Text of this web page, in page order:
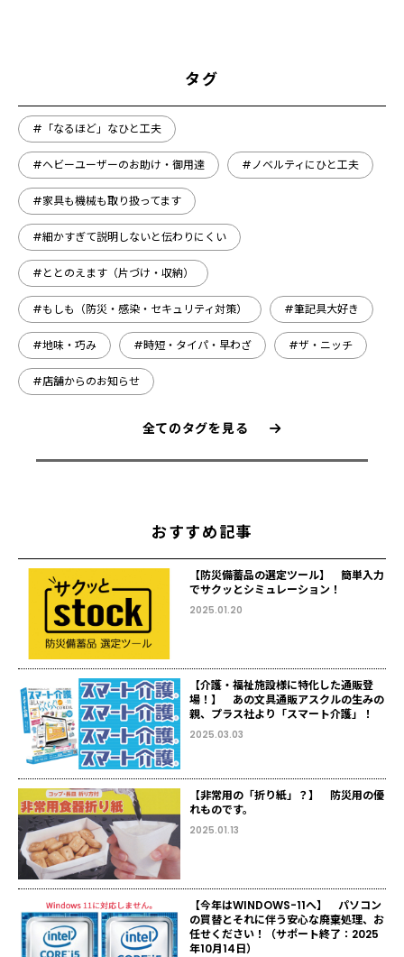
タグ
#「なるほど」なひと工夫
#ヘビーユーザーのお助け・御用達 #ノベルティにひと工夫
#家具も機械も取り扱ってます
#細かすぎて説明しないと伝わりにくい
#ととのえます（片づけ・収納）
#もしも（防災・感染・セキュリティ対策） #筆記具大好き
#地味・巧み #時短・タイパ・早わざ #ザ・ニッチ
#店舗からのお知らせ
全てのタグを見る
おすすめ記事
【防災備蓄品の選定ツール】 簡単入力
でサクッとシミュレーション！
2025.01.20
【介護・福祉施設様に特化した通販登
場！】 あの文具通販アスクルの生みの
親、プラス社より「スマート介護」！
2025.03.03
【非常用の「折り紙」？】 防災用の優
れものです。
2025.01.13
【今年はWINDOWS-11へ】 パソコン
の買替とそれに伴う安心な廃棄処理、お
任せください！（サポート終了：2025
年10月14日）